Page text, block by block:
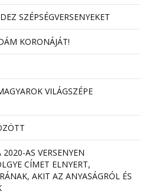
SZÉPSÉGVERSENYEKET
KORONÁJÁT!
VILÁGSZÉPE
AS VERSENYEN
CÍMET ELNYERT,
AKIT AZ ANYASÁGRÓL ÉS